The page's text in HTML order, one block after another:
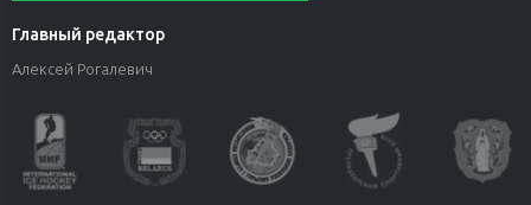
Главный редактор
Алексей Рогалевич